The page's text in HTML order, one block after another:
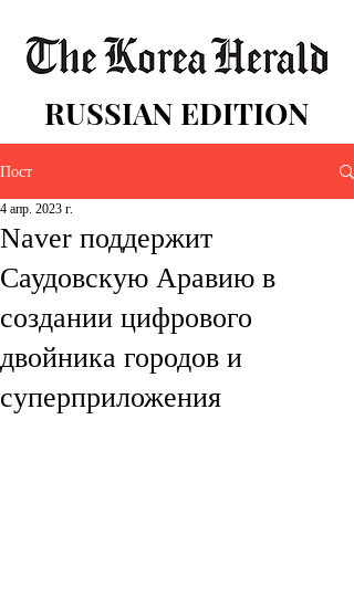
RUSSIAN EDITION
Пост
Naver поддержит
Саудовскую Аравию в
создании цифрового
двойника городов и
суперприложения
4 апр. 2023 г.